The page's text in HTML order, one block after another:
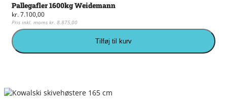
varianter.
Mulighederne
kan
vælges
på
varesiden
Pallegafler 1600kg Weidemann
kr.7.100,00
Pris inkl. moms kr. 8.875,00
Pallegafler
1600kg
Weidemann
Tilføj til kurv